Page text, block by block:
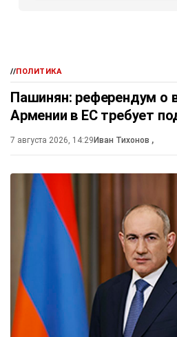
//ПОЛИТИКА
Пашинян: референдум о
Армении в ЕС требует
7 августа 2026, 14:29 Иван Тихонов ,